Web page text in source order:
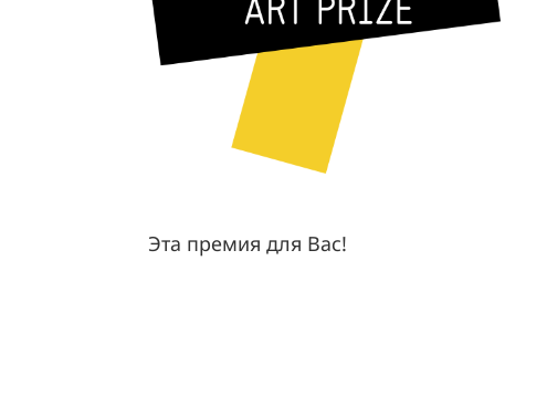
Эта премия для Вас!